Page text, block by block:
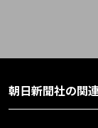
朝日新聞社の関